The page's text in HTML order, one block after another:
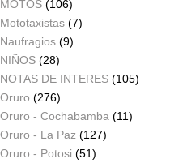
MOTOS (106)
Mototaxistas (7)
Naufragios (9)
NIÑOS (28)
NOTAS DE INTERES (105)
Oruro (276)
Oruro - Cochabamba (11)
Oruro - La Paz (127)
Oruro - Potosi (51)